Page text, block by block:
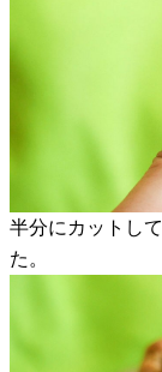
半分にカットし
た。